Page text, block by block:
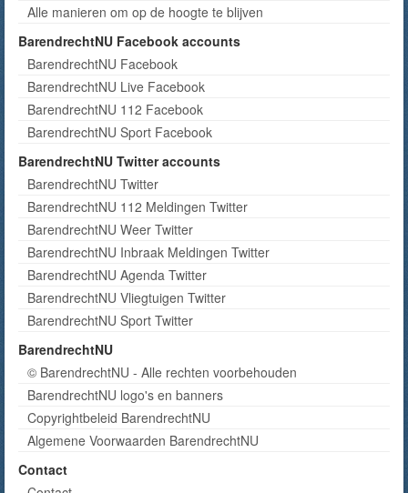
Alle manieren om op de hoogte te blijven
BarendrechtNU Facebook accounts
BarendrechtNU Facebook
BarendrechtNU Live Facebook
BarendrechtNU 112 Facebook
BarendrechtNU Sport Facebook
BarendrechtNU Twitter accounts
BarendrechtNU Twitter
BarendrechtNU 112 Meldingen Twitter
BarendrechtNU Weer Twitter
BarendrechtNU Inbraak Meldingen Twitter
BarendrechtNU Agenda Twitter
BarendrechtNU Vliegtuigen Twitter
BarendrechtNU Sport Twitter
BarendrechtNU
© BarendrechtNU - Alle rechten voorbehouden
BarendrechtNU logo's en banners
Copyrightbeleid BarendrechtNU
Algemene Voorwaarden BarendrechtNU
Contact